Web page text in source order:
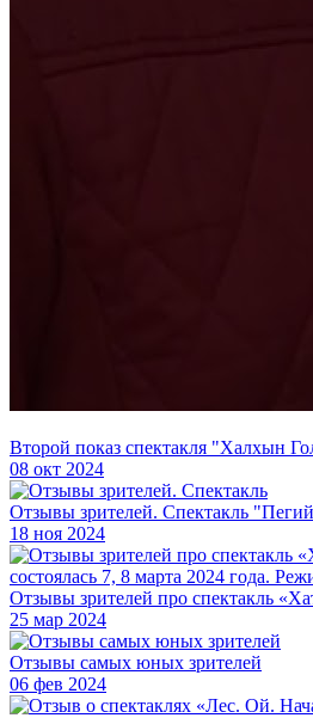
Второй показ спектакля "Халхын
08 окт 2024
Отзывы зрителей. Спектакль
18 ноя 2024
Отзывы зрителей про спектакль
25 мар 2024
Отзывы самых юных зрителей
06 фев 2024